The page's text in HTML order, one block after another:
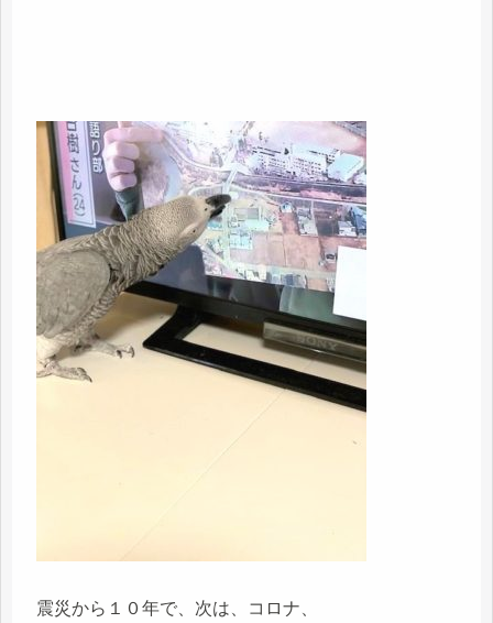
震災から１０年で、次は、コロナ、